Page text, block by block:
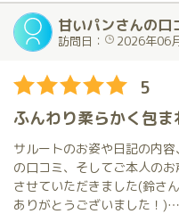
次回、二輪車プレイを体験
ちにしています。
我慢の限界を超えベッドに移
もえ」でお互いを慰め合い
頂点にに達しました。普段の
像し難い絶叫に大興奮でした。
今回は特別な状況でお逢い
したく考えていましたが、
て時間切れとなり断念しま
愛しますが、貴重な思い出と
甘いパンさんの口
訪問日： 2026年06
5
ふんわり柔らかく包
サルートのお姿や日記の内
の口コミ、そしてご本人の
させていただきました(鈴さ
ありがとうございました！)